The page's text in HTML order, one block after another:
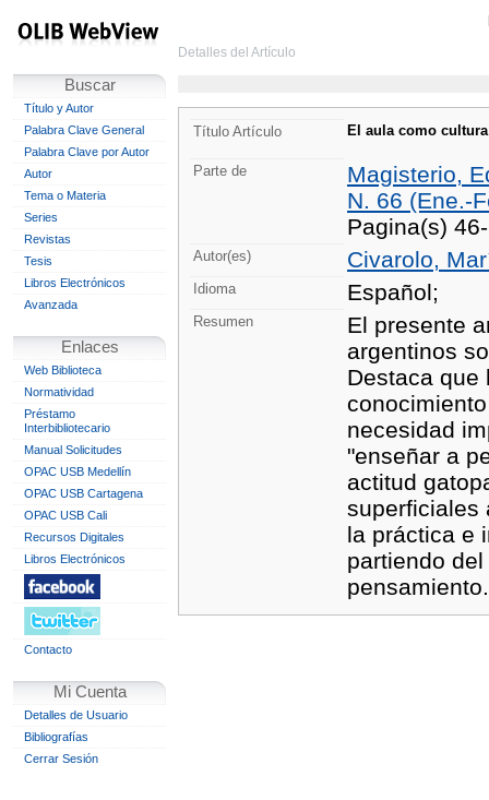
Buscar
Título y Autor
Palabra Clave General
Palabra Clave por Autor
Autor
Tema o Materia
Series
Revistas
Tesis
Libros Electrónicos
Avanzada
Enlaces
Web Biblioteca
Normatividad
Préstamo
Interbibliotecario
Manual Solicitudes
OPAC USB Medellín
OPAC USB Cartagena
OPAC USB Cali
Recursos Digitales
Libros Electrónicos
Contacto
Mi Cuenta
Detalles de Usuario
Bibliografías
Cerrar Sesión
Detalles del Artículo
Título Artículo El aula como
Parte de
Magisterio,
N. 66 (Ene.-
Pagina(s)
Autor(es) Civarolo,
Idioma Español;
Resumen
El presente
argentinos
Destaca que
necesidad
"enseñar a
actitud
superficiales
la práctica e
partiendo
pensamiento.